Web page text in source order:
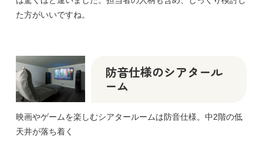
た方がいいですね。
防音仕様のシアタール
ーム
映画やゲームを楽しむシアタールームは防音仕様。中2階の低
天井が落ち着く